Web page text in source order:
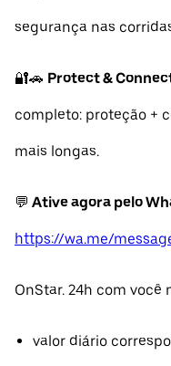
segurança nas
🔐🚗 Protect &
completo: proteção +
mais longas.
💬 Ative agora pelo
https://wa.me/
OnStar. 24h com você
valor diário